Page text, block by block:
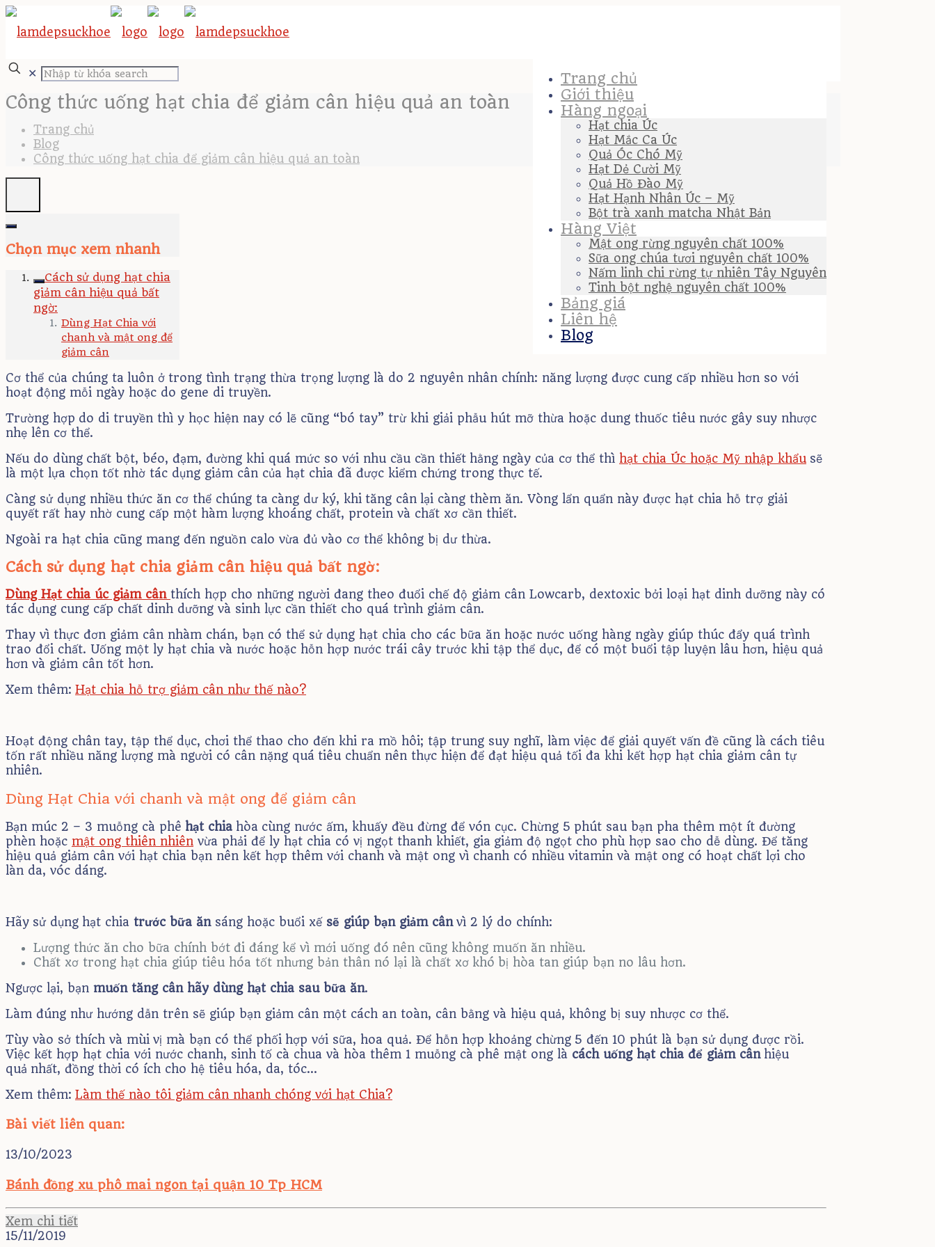
Trang chủ
Giới thiệu
Hàng ngoại
Hạt chia Úc
Hạt Mắc Ca Úc
Quả Óc Chó Mỹ
Hạt Dẻ Cười Mỹ
Quả Hồ Đào Mỹ
Hạt Hạnh Nhân Úc – Mỹ
Bột trà xanh matcha Nhật Bản
Hàng Việt
Mật ong rừng nguyên chất 100%
Sữa ong chúa tươi nguyên chất 100%
Nấm linh chi rừng tự nhiên Tây Nguyên
Tinh bột nghệ nguyên chất 100%
Bảng giá
Liên hệ
Blog
✕
Công thức uống hạt chia để giảm cân hiệu quả an toàn
Trang chủ
Blog
Công thức uống hạt chia để giảm cân hiệu quả an toàn
Chọn mục xem nhanh
Cách sử dụng hạt chia
giảm cân hiệu quả bất
ngờ:
Dùng Hạt Chia với
chanh và mật ong để
giảm cân
Cơ thể của chúng ta luôn ở trong tình trạng thừa trọng lượng là do 2 nguyên nhân chính: năng lượng được cung cấp nhiều hơn so với
hoạt động mỗi ngày hoặc do gene di truyền.
Trường hợp do di truyền thì y học hiện nay có lẽ cũng “bó tay” trừ khi giải phẫu hút mỡ thừa hoặc dung thuốc tiêu nước gây suy nhược
nhẹ lên cơ thể.
Nếu do dùng chất bột, béo, đạm, đường khi quá mức so với nhu cầu cần thiết hằng ngày của cơ thể thì hạt chia Úc hoặc Mỹ nhập khẩu sẽ
là một lựa chọn tốt nhờ tác dụng giảm cân của hạt chia đã được kiểm chứng trong thực tế.
Càng sử dụng nhiều thức ăn cơ thể chúng ta càng dư ký, khi tăng cân lại càng thèm ăn. Vòng lẩn quẩn này được hạt chia hỗ trợ giải
quyết rất hay nhờ cung cấp một hàm lượng khoáng chất, protein và chất xơ cần thiết.
Ngoài ra hạt chia cũng mang đến nguồn calo vừa đủ vào cơ thể không bị dư thừa.
Cách sử dụng hạt chia giảm cân hiệu quả bất ngờ:
Dùng Hạt chia úc giảm cân thích hợp cho những người đang theo đuổi chế độ giảm cân Lowcarb, dextoxic bởi loại hạt dinh dưỡng này có
tác dụng cung cấp chất dinh dưỡng và sinh lực cần thiết cho quá trình giảm cân.
Thay vì thực đơn giảm cân nhàm chán, bạn có thể sử dụng hạt chia cho các bữa ăn hoặc nước uống hàng ngày giúp thúc đẩy quá trình
trao đổi chất. Uống một ly hạt chia và nước hoặc hỗn hợp nước trái cây trước khi tập thể dục, để có một buổi tập luyện lâu hơn, hiệu quả
hơn và giảm cân tốt hơn.
Xem thêm: Hạt chia hỗ trợ giảm cân như thế nào?
Hoạt động chân tay, tập thể dục, chơi thể thao cho đến khi ra mồ hôi; tập trung suy nghĩ, làm việc để giải quyết vấn đề cũng là cách tiêu
tốn rất nhiều năng lượng mà người có cân nặng quá tiêu chuẩn nên thực hiện để đạt hiệu quả tối đa khi kết hợp hạt chia giảm cân tự
nhiên.
Dùng Hạt Chia với chanh và mật ong để giảm cân
Bạn múc 2 – 3 muỗng cà phê hạt chia hòa cùng nước ấm, khuấy đều đừng để vón cục. Chừng 5 phút sau bạn pha thêm một ít đường
phèn hoặc mật ong thiên nhiên vừa phải để ly hạt chia có vị ngọt thanh khiết, gia giảm độ ngọt cho phù hợp sao cho dễ dùng. Để tăng
hiệu quả giảm cân với hạt chia bạn nên kết hợp thêm với chanh và mật ong vì chanh có nhiều vitamin và mật ong có hoạt chất lợi cho
làn da, vóc dáng.
Hãy sử dụng hạt chia trước bữa ănsáng hoặc buổi xế sẽ giúp bạn giảm cânvì 2 lý do chính:
Lượng thức ăn cho bữa chính bớt đi đáng kể vì mới uống đó nên cũng không muốn ăn nhiều.
Chất xơ trong hạt chia giúp tiêu hóa tốt nhưng bản thân nó lại là chất xơ khó bị hòa tan giúp bạn no lâu hơn.
Ngược lại, bạn muốn tăng cân hãy dùng hạt chia sau bữa ăn.
Làm đúng như hướng dẫn trên sẽ giúp bạn giảm cân một cách an toàn, cân bằng và hiệu quả, không bị suy nhược cơ thể.
Tùy vào sở thích và mùi vị mà bạn có thể phối hợp với sữa, hoa quả. Để hỗn hợp khoảng chừng 5 đến 10 phút là bạn sử dụng được rồi.
Việc kết hợp hạt chia với nước chanh, sinh tố cà chua và hòa thêm 1 muỗng cà phê mật ong là cách uống hạt chia để giảm cânhiệu
quả nhất, đồng thời có ích cho hệ tiêu hóa, da, tóc…
Xem thêm: Làm thế nào tôi giảm cân nhanh chóng với hạt Chia?
Bài viết liên quan:
13/10/2023
Bánh đồng xu phô mai ngon tại quận 10 Tp HCM
Xem chi tiết
15/11/2019